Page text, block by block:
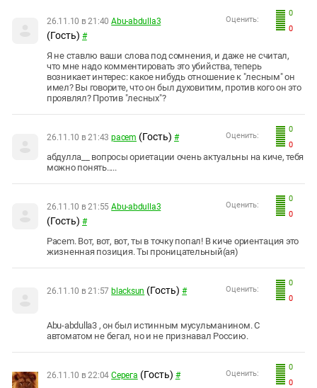
0
0
Оценить:
26.11.10 в 21:40 Abu-abdulla3
(Гость) #
Я не ставлю ваши слова под сомнения, и даже не считал,
что мне надо комментировать это убийства, теперь
возникает интерес: какое нибудь отношение к "лесным" он
имел? Вы говорите, что он был духовитим, против кого он это
проявлял? Против "лесных"?
0
0
Оценить:
26.11.10 в 21:43 pacem (Гость) #
абдулла__ вопросы ориетации очень актуальны на киче, тебя
можно понять.....
0
0
Оценить:
26.11.10 в 21:55 Abu-abdulla3
(Гость) #
Pacem. Вот, вот, вот, ты в точку попал! В киче ориентация это
жизненная позиция. Ты проницательный(ая)
0
0
Оценить:
26.11.10 в 21:57 blacksun (Гость) #
Abu-abdulla3 , он был истинным мусульманином. С
автоматом не бегал, но и не признавал Россию.
0
0
Оценить:
26.11.10 в 22:04 Серега (Гость) #